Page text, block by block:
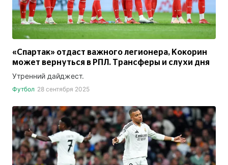
«Спартак» отдаст важного легионера, Кокорин
может вернуться в РПЛ. Трансферы и слухи дня
Утренний дайджест.
Футбол 28 сентября 2025